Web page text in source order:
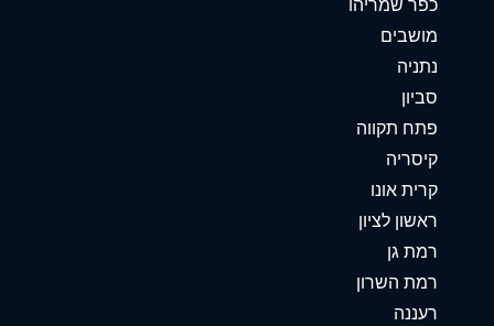
מושבים
נתניה
סביון
פתח תקווה
קיסריה
קרית אונו
ראשון לציון
רמת גן
רמת השרון
רעננה